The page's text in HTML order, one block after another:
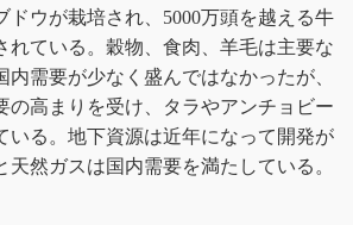
ドウが栽培され、5000万頭を越える牛
れている。穀物、食肉、羊毛は主要な
内需要が少なく盛んではなかったが、
の高まりを受け、タラやアンチョビー
いる。地下資源は近年になって開発が
天然ガスは国内需要を満たしている。